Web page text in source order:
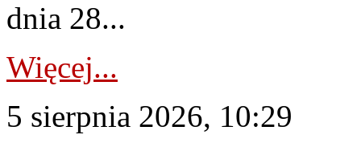
dnia 28...
Więcej...
5 sierpnia 2026, 10:29